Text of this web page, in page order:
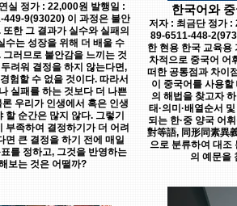
실 정가 : 22,000원 발행일 :
9(93020) 이 과정은 불안
한 그 결과가 실수와 실패의
수는 성장을 위해 더 배울 수
러므로 불안감을 느끼는 것
려워 결정을 하지 않는다면,
험할 수 없을 것이다. 따라서
실패를 하는 것보다 더 나쁜
우리가 인생에서 혹은 인생
할 순간은 많지 않다. 그렇기
부족하여 결정하기가 더 어려
면 큰 결정을 하기 전에 매일
를 정하고, 그것을 반영하는
보는 것은 어떨까?
한국어와
저자 : 최금단 정가
89-6511-448-
한 현용 한국 교육용
차적으로 중국어 어
떠한 공통점과 차이
이 중국어를 사용
의 해법을 찾고자
태·의미·배열순서
되는 한·중 양국 어
對等語, 同形同素異
으로 분류하여 대조
의 예문을